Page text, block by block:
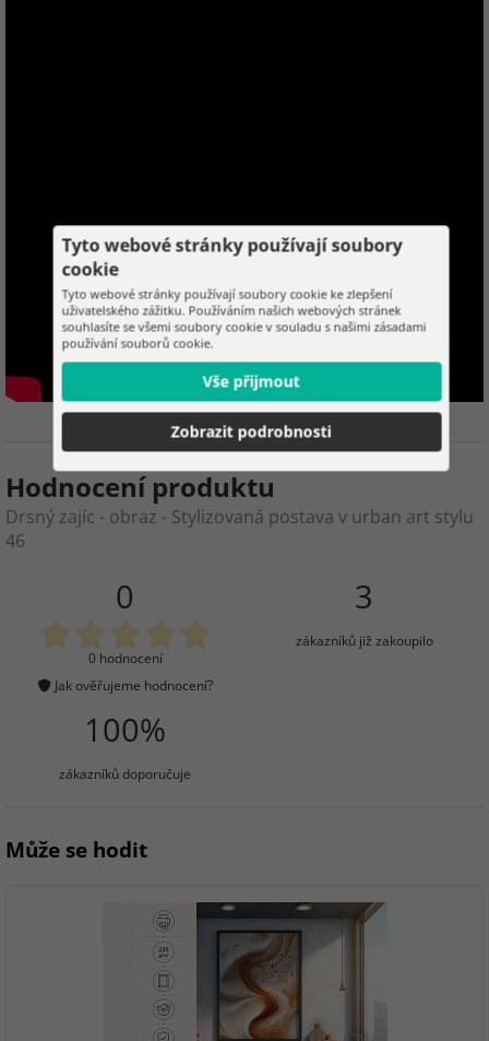
Hodnocení produktu
Drsný zajíc - obraz - Stylizovaná postava v urban art stylu
46
0
0 hodnocení
Jak ověřujeme hodnocení?
3
zákazníků již zakoupilo
100%
zákazníků doporučuje
Může se hodit
Tyto webové stránky používají soubory
cookie
Tyto webové stránky používají soubory cookie ke zlepšení
uživatelského zážitku. Používáním našich webových stránek
souhlasíte se všemi soubory cookie v souladu s našimi zásadami
používání souborů cookie.
Vše přijmout
Zobrazit podrobnosti